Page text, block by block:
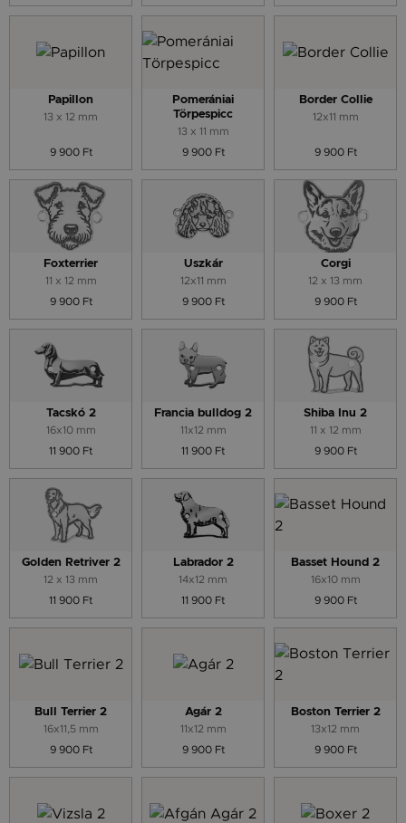
Papillon
13 x 12 mm
9 900 Ft
Pomerániai
Törpespicc
13 x 11 mm
9 900 Ft
Border Collie
12x11 mm
9 900 Ft
Foxterrier
11 x 12 mm
9 900 Ft
Uszkár
12x11 mm
9 900 Ft
Corgi
12 x 13 mm
9 900 Ft
Tacskó 2
16x10 mm
11 900 Ft
Francia bulldog 2
11x12 mm
11 900 Ft
Shiba Inu 2
11 x 12 mm
9 900 Ft
Golden Retriver 2
12 x 13 mm
11 900 Ft
Labrador 2
14x12 mm
11 900 Ft
Basset Hound 2
16x10 mm
9 900 Ft
Bull Terrier 2
16x11,5 mm
9 900 Ft
Agár 2
11x12 mm
9 900 Ft
Boston Terrier 2
13x12 mm
9 900 Ft